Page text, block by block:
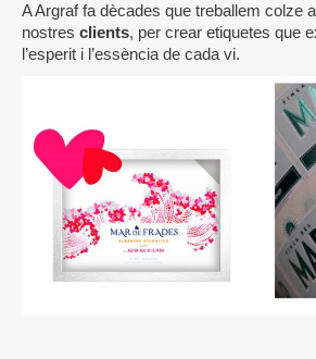
A Argraf fa dècades que treballem colze
nostres clients, per crear etiquetes que
l’esperit i l’essència de cada vi.